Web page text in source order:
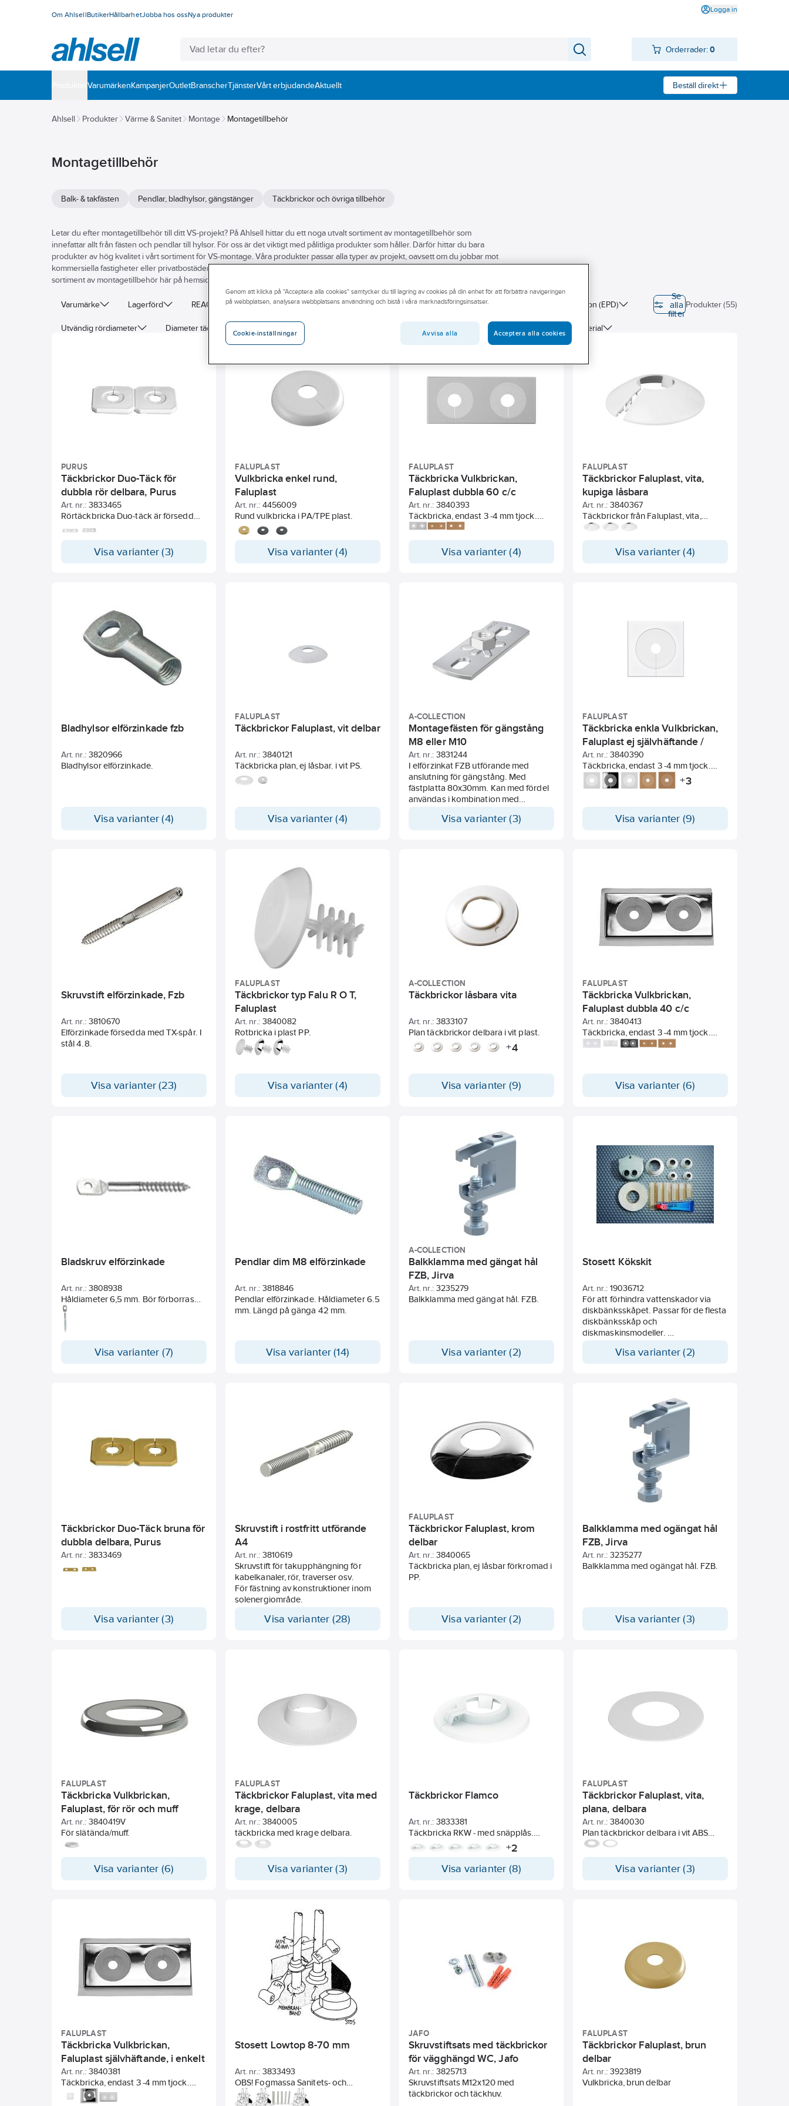
Om AhlsellButikerHållbarhetJobba hos ossNya produkter
Logga in
Orderrader: 0
VarumärkenKampanjerOutletBranscherTjänsterVårt erbjudandeAktuellt Beställ direkt
Ahlsell Produkter Värme & Sanitet Montage Montagetillbehör
Montagetillbehör
Balk- & takfästen Pendlar, bladhylsor, gängstänger Täckbrickor och övriga tillbehör
Letar du efter montagetillbehör till ditt VS-projekt? På Ahlsell hittar du ett noga utvalt sortiment av montagetillbehör som
innefattar allt från fästen och pendlar till hylsor. För oss är det viktigt med pålitliga produkter som håller. Därför hittar du bara
produkter av hög kvalitet i vårt sortiment för VS-montage. Våra produkter passar alla typer av projekt, oavsett om du jobbar mot
kommersiella fastigheter eller privatbostäder. Vi hjälper dig gärna att hitta rätt produkter för just ert jobb. Utforska hela vårt
sortiment av montagetillbehör här på hemsidan eller besök din närmsta Ahlsellbutik.
Varumärke Lagerförd REACH – Fri från Kandidatämne Byggvarubedömningen Sunda hus Har miljövarudeklaration (EPD)
Utvändig rördiameter Diameter täckbricka/-rosett Lämplig för antal rör Avstånd centrum till centrum Material
Se
alla
filter
Produkter (55)
PURUS
Täckbrickor Duo-Täck för
dubbla rör delbara, Purus
Art. nr.: 3833465
Rörtäckbricka Duo-täck är försedd
med dubbelhäftande tejp för en
Rörtäckbrickan är avsedd för två rör
och kan monteras i efterhand då
Visa varianter (3)
FALUPLAST
Vulkbricka enkel rund,
Faluplast
Art. nr.: 4456009
Rund vulkbricka i PA/TPE plast.
Visa varianter (4)
FALUPLAST
Täckbricka Vulkbrickan,
Faluplast dubbla 60 c/c
Art. nr.: 3840393
Täckbricka, endast 3 -4 mm tjock.
Inget borrande för skruv i lättspräckt
Visa varianter (4)
FALUPLAST
Täckbrickor Faluplast, vita,
kupiga låsbara
Art. nr.: 3840367
Täckbrickor från Faluplast, vita,
kupiga och låsbara.
Visa varianter (4)
Bladhylsor elförzinkade fzb
Art. nr.: 3820966
Bladhylsor elförzinkade.
Visa varianter (4)
FALUPLAST
Täckbrickor Faluplast, vit delbar
Art. nr.: 3840121
Täckbricka plan, ej låsbar. i vit PS.
Visa varianter (4)
A-COLLECTION
Montagefästen för gängstång
M8 eller M10
Art. nr.: 3831244
I elförzinkat FZB utförande med
anslutning för gängstång. Med
fästplatta 80x30mm. Kan med fördel
användas i kombination med
vibrationsdämapnde klammer.
Visa varianter (3)
FALUPLAST
Täckbricka enkla Vulkbrickan,
Faluplast ej självhäftande /
delbara
Art. nr.: 3840390
Täckbricka, endast 3 -4 mm tjock.
Inget borrande för skruv i lättspräckt
eller hårt kakel.
+3
Visa varianter (9)
Skruvstift elförzinkade, Fzb
Art. nr.: 3810670
Elförzinkade försedda med TX-spår. I
stål 4.8.
Visa varianter (23)
FALUPLAST
Täckbrickor typ Falu R O T,
Faluplast
Art. nr.: 3840082
Rotbricka i plast PP.
Visa varianter (4)
A-COLLECTION
Täckbrickor låsbara vita
Art. nr.: 3833107
Plan täckbrickor delbara i vit plast.
+4
Visa varianter (9)
FALUPLAST
Täckbricka Vulkbrickan,
Faluplast dubbla 40 c/c
Art. nr.: 3840413
Täckbricka, endast 3 -4 mm tjock.
Inget borrande för skruv i lättspräckt
Visa varianter (6)
Bladskruv elförzinkade
Art. nr.: 3808938
Håldiameter 6,5 mm. Bör förborras
före montering i trä.
Visa varianter (7)
Pendlar dim M8 elförzinkade
Art. nr.: 3818846
Pendlar elförzinkade. Håldiameter 6.5
mm. Längd på gänga 42 mm.
Visa varianter (14)
A-COLLECTION
Balkklamma med gängat hål
FZB, Jirva
Art. nr.: 3235279
Balkklamma med gängat hål. FZB.
Visa varianter (2)
Stosett Kökskit
Art. nr.: 19036712
För att förhindra vattenskador via
diskbänksskåpet. Passar för de flesta
diskbänksskåp och
diskmaskinsmodeller.
– Radonix tätningsband
– E.V.A – tätning för diskmaskinens
– 3-kantslist för tätning av
diskbänksskåp mot matta
Exempel på innehåll, set 2:
– Radonix tätningsband
– Stosett LowTop (1 st. 45-55, 2 st. 15-
19 och 2 st. 21-26)
– En tub lim Aqua Tät
Visa varianter (2)
Täckbrickor Duo-Täck bruna för
dubbla delbara, Purus
Art. nr.: 3833469
Visa varianter (3)
Skruvstift i rostfritt utförande
A4
Art. nr.: 3810619
Skruvstift för takupphängning för
kabelkanaler, rör, traverser osv.
För fästning av konstruktioner inom
solenergiområde.
Visa varianter (28)
FALUPLAST
Täckbrickor Faluplast, krom
delbar
Art. nr.: 3840065
Täckbricka plan, ej låsbar förkromad i
PP.
Visa varianter (2)
Balkklamma med ogängat hål
FZB, Jirva
Art. nr.: 3235277
Balkklamma med ogängat hål. FZB.
Visa varianter (3)
FALUPLAST
Täckbricka Vulkbrickan,
Faluplast, för rör och muff
Art. nr.: 3840419V
För slätända/muff.
Visa varianter (6)
FALUPLAST
Täckbrickor Faluplast, vita med
krage, delbara
Art. nr.: 3840005
täckbricka med krage delbara.
Visa varianter (3)
Täckbrickor Flamco
Art. nr.: 3833381
Täckbricka RKW - med snäpplås.
Fjädrande håltappar.
+2
Visa varianter (8)
FALUPLAST
Täckbrickor Faluplast, vita,
plana, delbara
Art. nr.: 3840030
Plan täckbrickor delbara i vit ABS
plast.
Visa varianter (3)
FALUPLAST
Täckbricka Vulkbrickan,
Faluplast självhäftande, i enkelt
& dubbelt utförande
Art. nr.: 3840381
Täckbricka, endast 3 -4 mm tjock.
Inget borrande för skruv i lättspräckt
Stosett Lowtop 8-70 mm
Art. nr.: 3833493
OBS! Fogmassa Sanitets- och
byggsilikon Dana 577.
JAFO
Skruvstiftsats med täckbrickor
för vägghängd WC, Jafo
Art. nr.: 3825713
Skruvstiftsats M12x120 med
täckbrickor och täckhuv.
FALUPLAST
Täckbrickor Faluplast, brun
delbar
Art. nr.: 3923819
Vulkbricka, brun delbar
Genom att klicka på "Acceptera alla cookies" samtycker du till lagring av cookies på din enhet för att förbättra navigeringen
på webbplatsen, analysera webbplatsens användning och bistå i våra marknadsföringsinsatser.
Cookie-inställningar Avvisa alla Acceptera alla cookies